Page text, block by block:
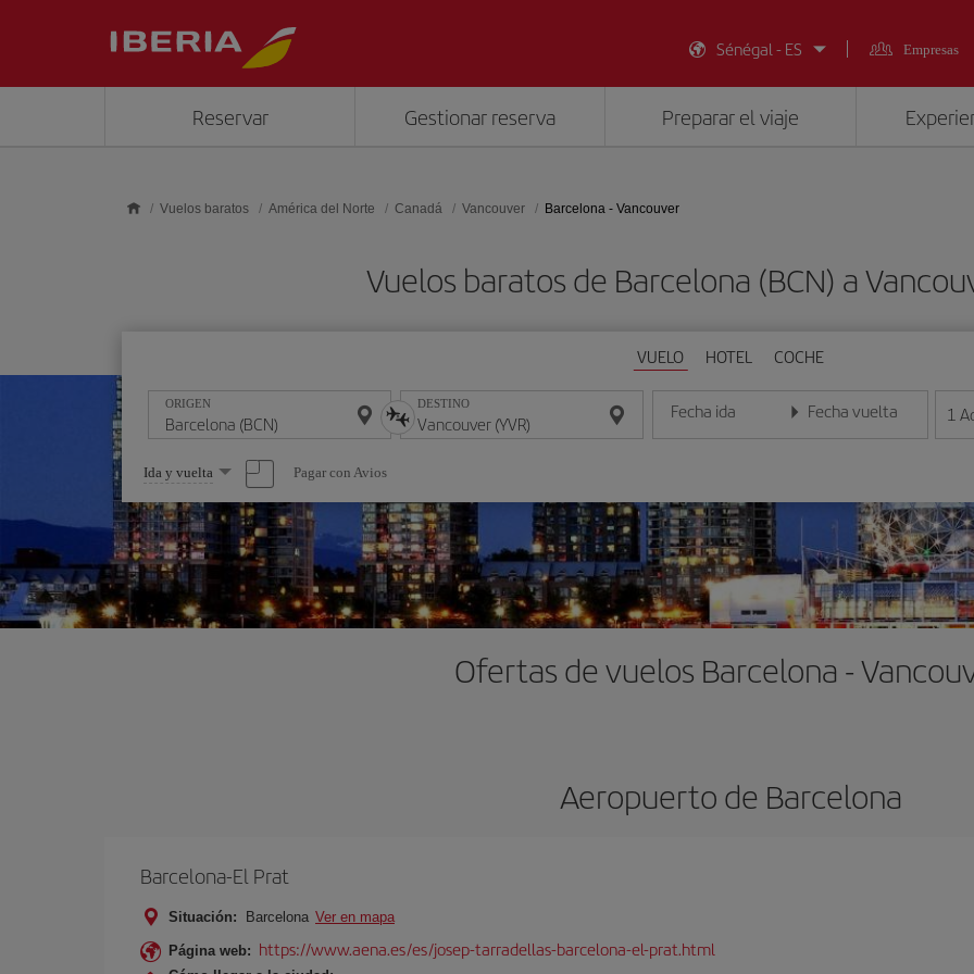
Sénégal - ES
Empresas
Reservar Gestionar reserva Preparar el viaje
Vuelos baratos América del Norte Canadá Vancouver Barcelona - Vancouver
Vuelos baratos de Barcelona (BCN) a
VUELO HOTEL COCHE
ORIGEN DESTINO Fecha ida
Introduce la fecha en formato día/mes/año
Fecha vuelta
Introduce la fecha en 1
Seleccione
una
opción
Ida y vuelta Pagar con Avios
Ofertas de vuelos Barcelona -
Aeropuerto de Barcelona
Barcelona-El Prat
Situación: Barcelona Ver en mapa
Página web: https://www.aena.es/es/josep-tarradellas-barcelona-el-prat.html